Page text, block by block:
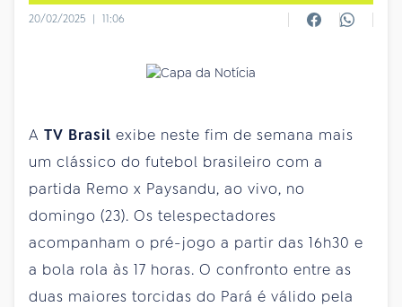
20/02/2025 | 11:06
A TV Brasil exibe neste fim de semana mais
um clássico do futebol brasileiro com a
partida Remo x Paysandu, ao vivo, no
domingo (23). Os telespectadores
acompanham o pré-jogo a partir das 16h30 e
a bola rola às 17 horas. O confronto entre as
duas maiores torcidas do Pará é válido pela